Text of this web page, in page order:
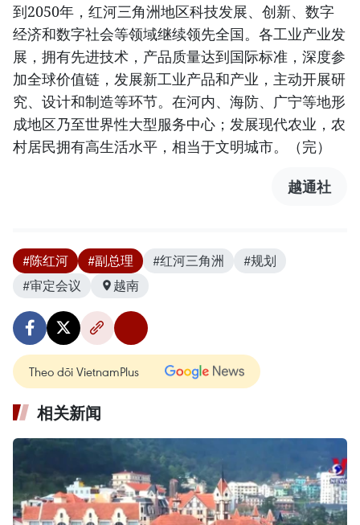
到2050年，红河三角洲地区科技发展、创新、数字
经济和数字社会等领域继续领先全国。各工业产业发
展，拥有先进技术，产品质量达到国际标准，深度参
加全球价值链，发展新工业产品和产业，主动开展研
究、设计和制造等环节。在河内、海防、广宁等地形
成地区乃至世界性大型服务中心；发展现代农业，农
村居民拥有高生活水平，相当于文明城市。（完）
越通社
#陈红河 #副总理 #红河三角洲
#规划
#审定会议
越南
Theo dõi VietnamPlus
相关新闻